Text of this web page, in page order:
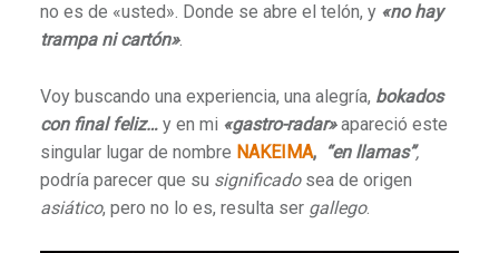
no es de «usted». Donde se abre el telón, y «no hay
trampa ni cartón».
Voy buscando una experiencia, una alegría, bokados
con final feliz… y en mi «gastro-radar»apareció este
singular lugar de nombre NAKEIMA, “en llamas”,
podría parecer que su significadosea de origen
asiático, pero no lo es, resulta ser gallego.